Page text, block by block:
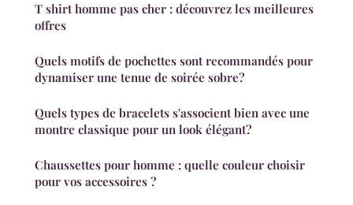
T shirt homme pas cher : découvrez les meilleures
offres
Quels motifs de pochettes sont recommandés pour
dynamiser une tenue de soirée sobre?
Quels types de bracelets s'associent bien avec une
montre classique pour un look élégant?
Chaussettes pour homme : quelle couleur choisir
pour vos accessoires ?